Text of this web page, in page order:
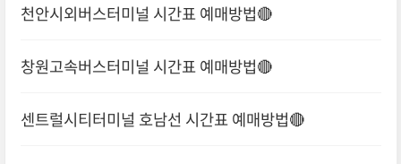
천안시외버스터미널 시간표 예매방법🔴
창원고속버스터미널 시간표 예매방법🔴
센트럴시티터미널 호남선 시간표 예매방법🔴